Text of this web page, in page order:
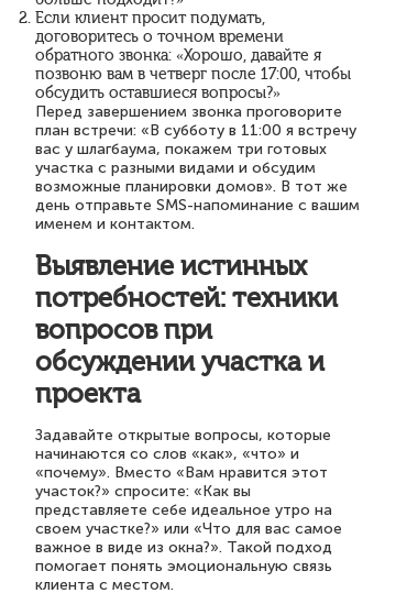
Если клиент просит подумать,
договоритесь о точном времени
обратного звонка: «Хорошо, давайте я
позвоню вам в четверг после 17:00, чтобы
обсудить оставшиеся вопросы?»
Перед завершением звонка проговорите
план встречи: «В субботу в 11:00 я встречу
вас у шлагбаума, покажем три готовых
участка с разными видами и обсудим
возможные планировки домов». В тот же
день отправьте SMS-напоминание с вашим
именем и контактом.
Выявление истинных
потребностей: техники
вопросов при
обсуждении участка и
проекта
Задавайте открытые вопросы, которые
начинаются со слов «как», «что» и
«почему». Вместо «Вам нравится этот
участок?» спросите: «Как вы
представляете себе идеальное утро на
своем участке?» или «Что для вас самое
важное в виде из окна?». Такой подход
помогает понять эмоциональную связь
клиента с местом.